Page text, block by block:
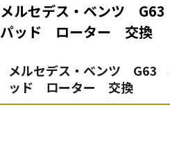
メルセデス・ベンツ
パッド ローター 交換
メルセデス・ベンツ
ッド ローター 交換